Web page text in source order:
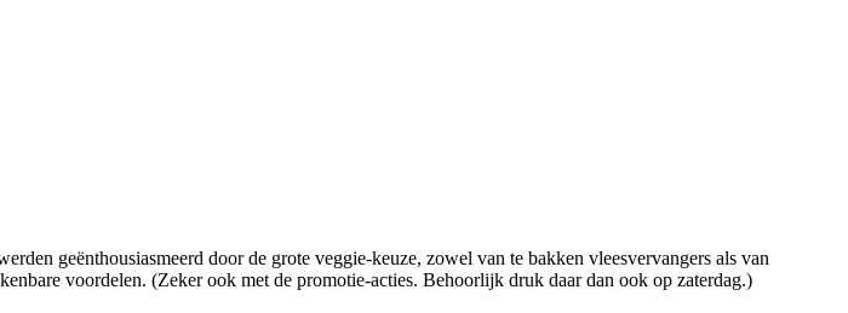
geënthousiasmeerd door de grote veggie-keuze, zowel van te bakken vleesvervangers als van
voordelen. (Zeker ook met de promotie-acties. Behoorlijk druk daar dan ook op zaterdag.)